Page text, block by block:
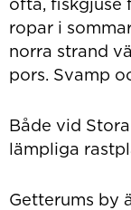
ropar i
norra strand
pors. Svamp
Både vid
lämpliga
Getterums by